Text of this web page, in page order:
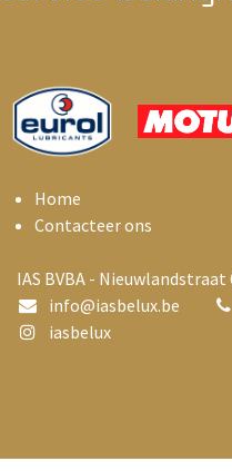
Home
Contacteer ons
IAS BVBA - Nieuwlandstraat
info@iasbelux.be
iasbelux